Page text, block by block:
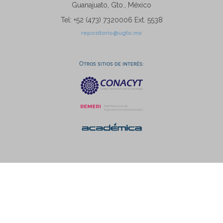
Guanajuato, Gto., México
Tel: +52 (473) 7320006 Ext. 5538
repositorio@ugto.mx
Otros sitios de interés: